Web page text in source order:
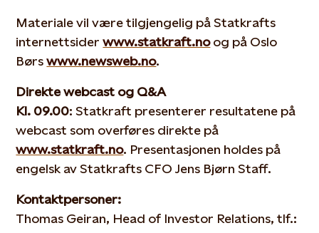
Materiale vil være tilgjengelig på Statkrafts
internettsiderwww.statkraft.noog på Oslo
Børswww.newsweb.no.
Direkte webcast og Q&A
Kl. 09.00: Statkraft presenterer resultatene på
webcast som overføres direkte på
www.statkraft.no. Presentasjonen holdes på
engelsk av Statkrafts CFO Jens Bjørn Staff.
Kontaktpersoner:
Thomas Geiran, Head of Investor Relations, tlf.: